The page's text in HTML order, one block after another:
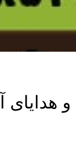
هدایای